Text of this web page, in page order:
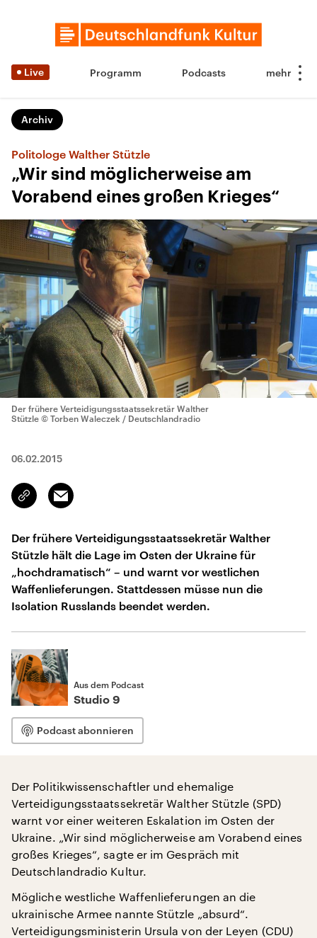
Live Programm Podcasts
Archiv
Politologe Walther Stützle
„Wir sind möglicherweise am
Vorabend eines großen Krieges“
Der frühere Verteidigungsstaatssekretär Walther
Stützle © Torben Waleczek / Deutschlandradio
06.02.2015
Link
kopieren/teilen
Email
Der frühere Verteidigungsstaatssekretär Walther
Stützle hält die Lage im Osten der Ukraine für
„hochdramatisch“ – und warnt vor westlichen
Waffenlieferungen. Stattdessen müsse nun die
Isolation Russlands beendet werden.
Aus dem Podcast
Studio 9
Podcast abonnieren
Der Politikwissenschaftler und ehemalige
Verteidigungsstaatssekretär Walther Stützle (SPD)
warnt vor einer weiteren Eskalation im Osten der
Ukraine. „Wir sind möglicherweise am Vorabend eines
großes Krieges“, sagte er im Gespräch mit
Deutschlandradio Kultur.
Mögliche westliche Waffenlieferungen an die
ukrainische Armee nannte Stützle „absurd“.
Verteidigungsministerin Ursula von der Leyen (CDU)